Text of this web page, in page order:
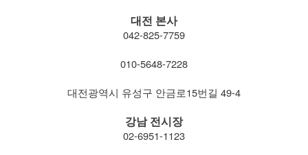
대전 본사
042-825-7759
​ 010-5648-7228
대전광역시 유성구 안금로15번길 49-4
강남 전시장
02-6951-1123